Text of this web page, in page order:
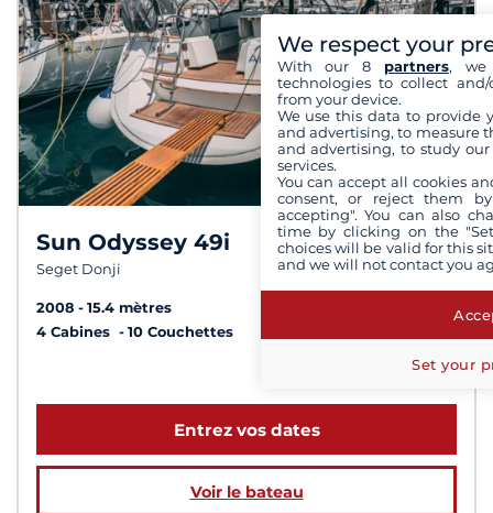
Sun Odyssey 49i
Seget Donji
8,0 /10
2008
15.4 mètres
4 Cabines
10 Couchettes
à partir de 1 300 €
Entrez vos dates
Voir le bateau
We respect your
With our 8 partners, we
technologies to collect
from your device.
We use this data to provide
and advertising, to measure
and advertising, to study
services.
You can accept all cookies
consent, or reject them
accepting". You can also
time by clicking on the
choices will be valid for this
and we will not contact you
Set your